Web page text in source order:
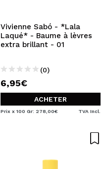
Vivienne Sabó - *Lala
Laqué* - Baume à lèvres
extra brillant - 01
(0)
6,95€
ACHETER
Prix x 100 Gr: 278,00€ TVA Incl.